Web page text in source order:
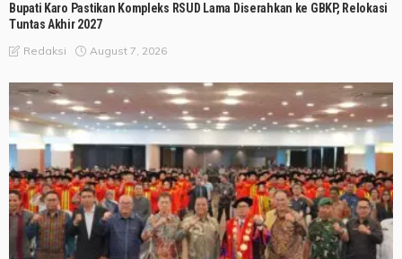
Bupati Karo Pastikan Kompleks RSUD Lama Diserahkan ke GBKP, Relokasi
Tuntas Akhir 2027
Redaksi August 7, 2026